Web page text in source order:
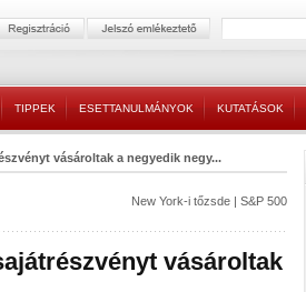
TIPPEK ESETTANULMÁNYOK KUTATÁSOK
vásároltak a negyedik negy...
New York-i tőzsde | S&P 500
vásároltak